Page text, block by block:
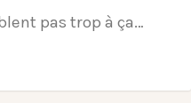
pas trop à ça…